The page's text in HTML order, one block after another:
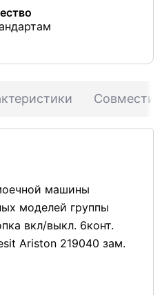
машины
моделей группы
вкл/выкл. 6конт.
Ariston 219040 зам.